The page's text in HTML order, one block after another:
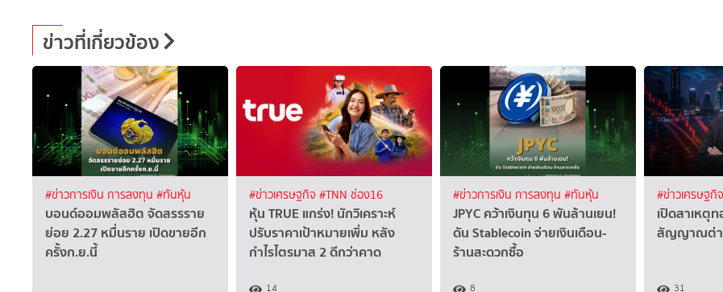
ข่าวที่เกี่ยวข้อง
#ข่าวการเงิน การลงทุน #ทันหุ้น
บอนด์ออมพลัสฮิต จัดสรรราย
ย่อย 2.27 หมื่นราย เปิดขายอีก
ครั้งก.ย.นี้
#ข่าวเศรษฐกิจ #TNN ช่อง16
หุ้น TRUE แกร่ง! นักวิเคราะห์
ปรับราคาเป้าหมายเพิ่ม หลัง
กำไรไตรมาส 2 ดีกว่าคาด
14
#ข่าวการเงิน การลงทุน #ทันหุ้น
JPYC คว้าเงินทุน 6 พันล้านเยน!
ดัน Stablecoin จ่ายเงินเดือน-
ร้านสะดวกซื้อ
8
#ข่าวเศรษฐกิจ
เปิดสาเหตุ
สัญญาณต่า
31